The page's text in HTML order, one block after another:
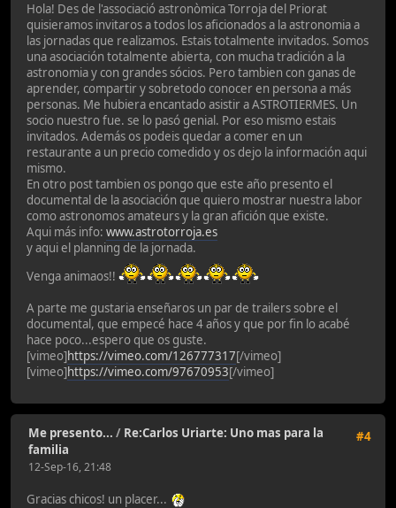
Hola! Des de l'associació astronòmica Torroja del Priorat
quisieramos invitaros a todos los aficionados a la astronomia a
las jornadas que realizamos. Estais totalmente invitados. Somos
una asociación totalmente abierta, con mucha tradición a la
astronomia y con grandes sócios. Pero tambien con ganas de
aprender, compartir y sobretodo conocer en persona a más
personas. Me hubiera encantado asistir a ASTROTIERMES. Un
socio nuestro fue. se lo pasó genial. Por eso mismo estais
invitados. Además os podeis quedar a comer en un
restaurante a un precio comedido y os dejo la información aqui
mismo.
En otro post tambien os pongo que este año presento el
documental de la asociación que quiero mostrar nuestra labor
como astronomos amateurs y la gran afición que existe.
Aqui más info: www.astrotorroja.es
y aqui el planning de la jornada.
Venga animaos!!
A parte me gustaria enseñaros un par de trailers sobre el
documental, que empecé hace 4 años y que por fin lo acabé
hace poco...espero que os guste.
[vimeo]https://vimeo.com/126777317[/vimeo]
[vimeo]https://vimeo.com/97670953[/vimeo]
#4
Me presento... / Re:Carlos Uriarte: Uno mas para la
familia
12-Sep-16, 21:48
Gracias chicos! un placer...